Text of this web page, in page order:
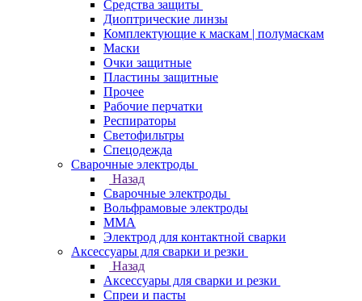
Средства защиты
Диоптрические линзы
Комплектующие к маскам | полумаскам
Маски
Очки защитные
Пластины защитные
Прочее
Рабочие перчатки
Респираторы
Светофильтры
Спецодежда
Сварочные электроды
Назад
Сварочные электроды
Вольфрамовые электроды
ММА
Электрод для контактной сварки
Аксессуары для сварки и резки
Назад
Аксессуары для сварки и резки
Спреи и пасты